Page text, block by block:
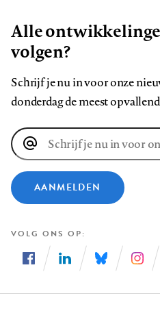
Alle
volgen?
Schrijf je nu in voor onze
donderdag de meest
E-
mailadres
AANMELDEN
VOLG ONS OP
ons
ons
ons
ons